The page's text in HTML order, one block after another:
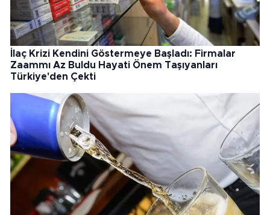
İlaç Krizi Kendini Göstermeye Başladı: Firmalar
Zaammı Az Buldu Hayati Önem Taşıyanları
Türkiye'den Çekti